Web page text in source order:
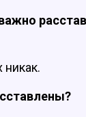
никак.